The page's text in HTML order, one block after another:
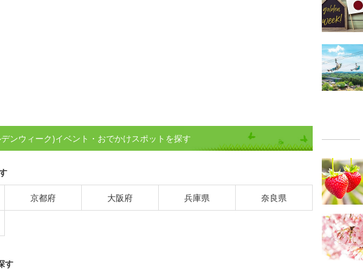
ンウィーク)イベント・おでかけスポットを探す
京都府 大阪府 兵庫県 奈良県
す